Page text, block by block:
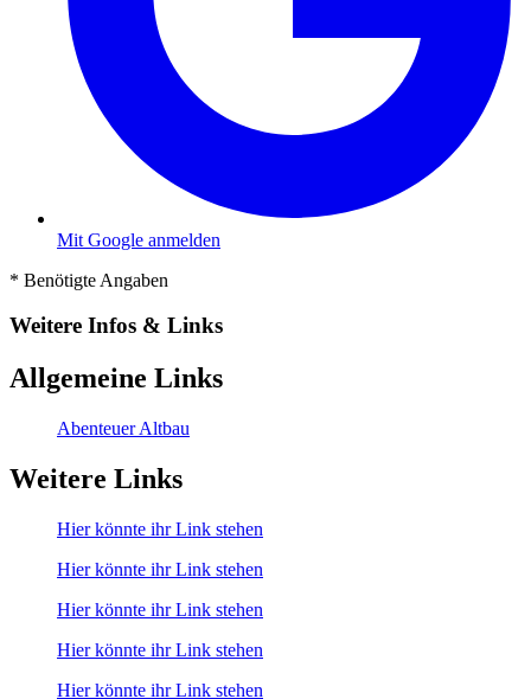
Mit Google anmelden
* Benötigte Angaben
Weitere Infos & Links
Allgemeine Links
Abenteuer Altbau
Weitere Links
Hier könnte ihr Link stehen
Hier könnte ihr Link stehen
Hier könnte ihr Link stehen
Hier könnte ihr Link stehen
Hier könnte ihr Link stehen